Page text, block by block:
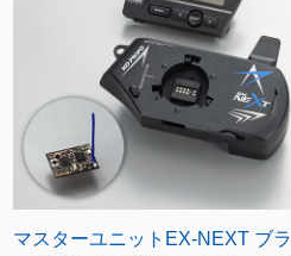
マスターユニットEX-NEXT ブラ